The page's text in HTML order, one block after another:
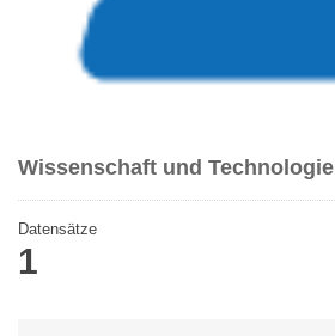
Wissenschaft und Technologie
Datensätze
1